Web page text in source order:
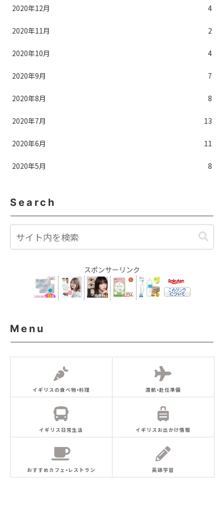
2020年12月 4
2020年11月 2
2020年10月 4
2020年9月 7
2020年8月 8
2020年7月 13
2020年6月 11
2020年5月 8
Search
スポンサーリンク
Menu
イギリスの食べ物•料理 渡航•赴任準備
イギリス日常生活 イギリスお出かけ情報
おすすめカフェ•レストラン 英語学習